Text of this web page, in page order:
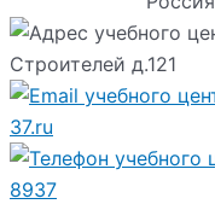
Строителей д.121
37.ru
8937